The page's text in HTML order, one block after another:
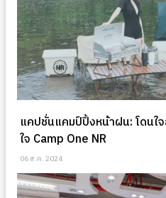
แคปชั่นแคมป์ปิ้งหน้าฝน: โดนใ
ใจ Camp One NR
06 ส.ค. 2024